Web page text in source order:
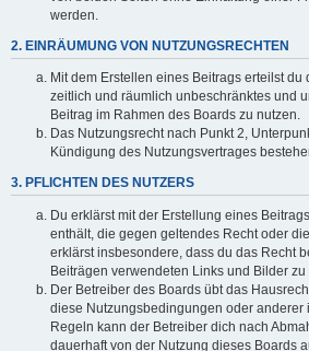
werden.
2. EINRÄUMUNG VON NUTZUNGSRECHTEN
Mit dem Erstellen eines Beitrags erteilst
zeitlich und räumlich unbeschränktes und
Beitrag im Rahmen des Boards zu nutzen.
Das Nutzungsrecht nach Punkt 2,
Kündigung des Nutzungsvertrages
3. PFLICHTEN DES NUTZERS
Du erklärst mit der Erstellung eines
enthält, die gegen geltendes Recht oder
erklärst insbesondere, dass du das Recht
Beiträgen verwendeten Links und Bilder zu
Der Betreiber des Boards übt das
diese Nutzungsbedingungen oder anderer
Regeln kann der Betreiber dich nach
dauerhaft von der Nutzung dieses Boards